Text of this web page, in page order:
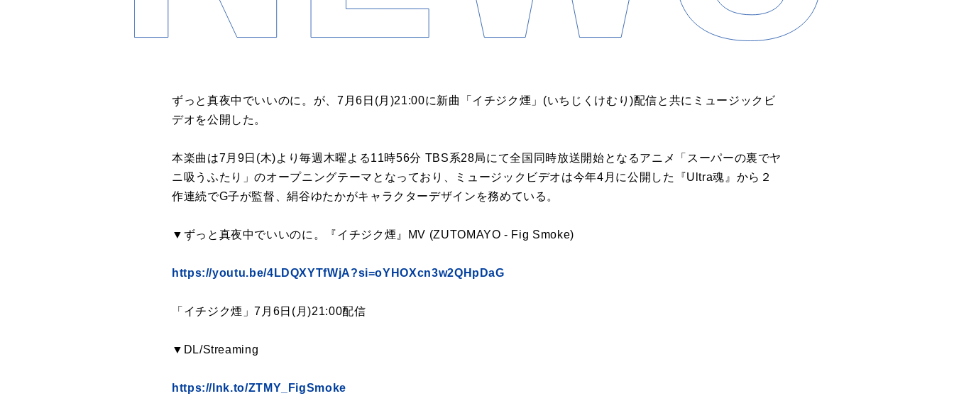
ずっと真夜中でいいのに。が、7月6日(月)21:00に新曲「イチジク煙」(いちじくけむり)配信と共にミュージックビ
デオを公開した。
本楽曲は7月9日(木)より毎週木曜よる11時56分 TBS系28局にて全国同時放送開始となるアニメ「スーパーの裏でヤ
ニ吸うふたり」のオープニングテーマとなっており、ミュージックビデオは今年4月に公開した『Ultra魂』から２
作連続でG子が監督、絹谷ゆたかがキャラクターデザインを務めている。
▼ずっと真夜中でいいのに。『イチジク煙』MV (ZUTOMAYO - Fig Smoke)
https://youtu.be/4LDQXYTfWjA?si=oYHOXcn3w2QHpDaG
「イチジク煙」7月6日(月)21:00配信
▼DL/Streaming
https://lnk.to/ZTMY_FigSmoke